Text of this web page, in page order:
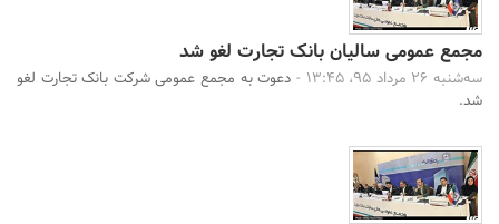
مجمع عمومی سالیان بانک تجارت لغو شد
سه‌شنبه 26 مرداد 95، 13:45 -
دعوت به مجمع عمومی شرکت بانک تجارت لغو
شد.